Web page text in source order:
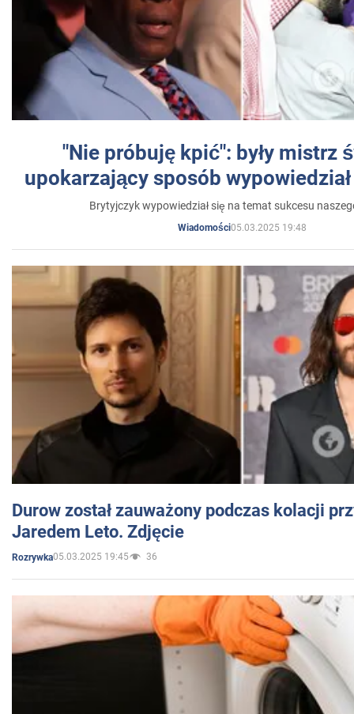
"Nie próbuję kpić": były mistrz
upokarzający sposób
Brytyjczyk wypowiedział się na temat sukcesu
Wiadomości05.03.2025 19:48
Durow został zauważony podczas kolacji
Jaredem Leto. Zdjęcie
Rozrywka05.03.2025 19:45 36